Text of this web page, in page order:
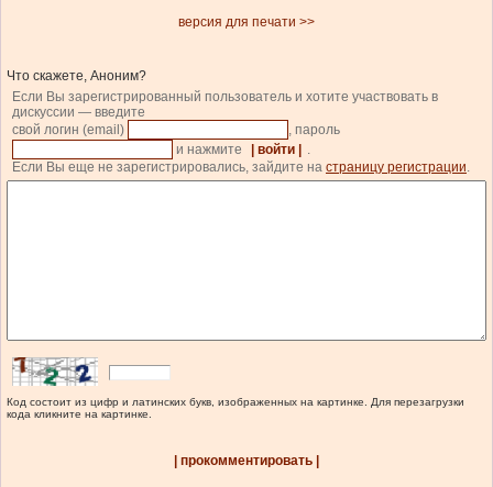
версия для печати >>
Что скажете, Аноним?
Если Вы зарегистрированный пользователь и хотите участвовать в
дискуссии — введите
свой логин (email)
, пароль
и нажмите
| войти |
.
Если Вы еще не зарегистрировались, зайдите на страницу регистрации.
Код состоит из цифр и латинских букв, изображенных на картинке. Для перезагрузки
кода кликните на картинке.
| прокомментировать |